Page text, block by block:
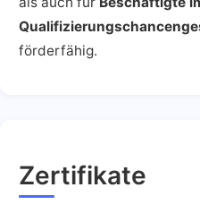
förderfähig.
Zertifikate